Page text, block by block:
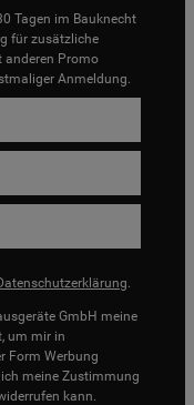
Tagen im Bauknecht
für zusätzliche
anderen Promo
Anmeldung.
.
GmbH meine
um mir in
Form Werbung
meine Zustimmung
kann.